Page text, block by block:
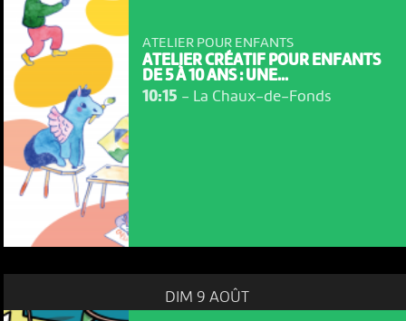
ATELIER POUR ENFANTS
ATELIER CRÉATIF POUR ENFANTS
DE 5 À 10 ANS : UNE...
10:15 - La Chaux-de-Fonds
DIM 9 AOÛT